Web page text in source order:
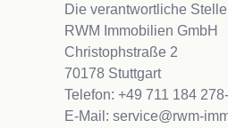
Die verantwortliche
RWM Immobilien GmbH
Christophstraße 2
70178 Stuttgart
Telefon: +49 711 184
E-Mail: service@rwm-